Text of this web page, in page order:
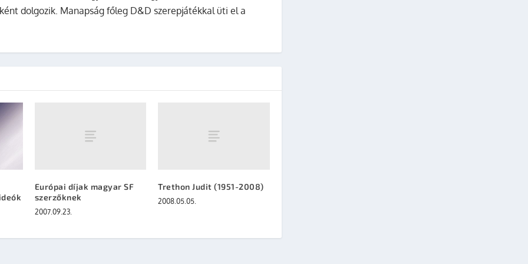
dolgozik. Manapság főleg D&D szerepjátékkal üti el a
Európai díjak magyar SF
szerzőknek
2007.09.23.
Trethon Judit (1951-2008)
2008.05.05.